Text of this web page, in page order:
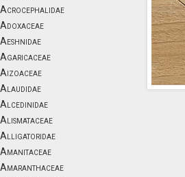
Acrocephalidae
Adoxaceae
Aeshnidae
Agaricaceae
Aizoaceae
Alaudidae
Alcedinidae
Alismataceae
Alligatoridae
Amanitaceae
Amaranthaceae